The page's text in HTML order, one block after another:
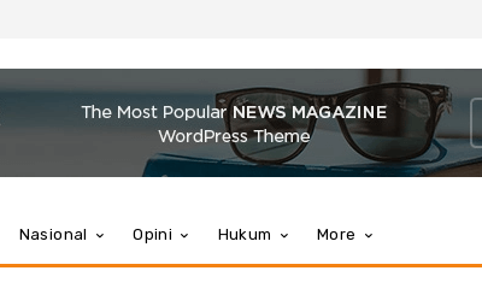
Nasional Opini Hukum More